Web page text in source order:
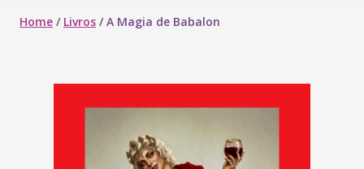
Home / Livros /A Magia de Babalon